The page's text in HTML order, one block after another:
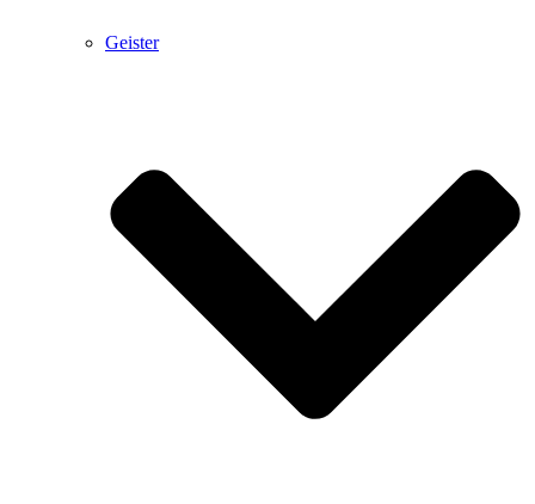
Geister